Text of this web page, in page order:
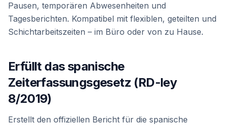
Pausen, temporären Abwesenheiten und
Tagesberichten. Kompatibel mit flexiblen, geteilten und
Schichtarbeitszeiten – im Büro oder von zu Hause.
Erfüllt das spanische
Zeiterfassungsgesetz (RD-ley
8/2019)
Erstellt den offiziellen Bericht für die spanische